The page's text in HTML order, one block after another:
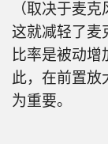
（取决于麦
这就减轻了麦
比率是被动增
此，在前置放
为重要。